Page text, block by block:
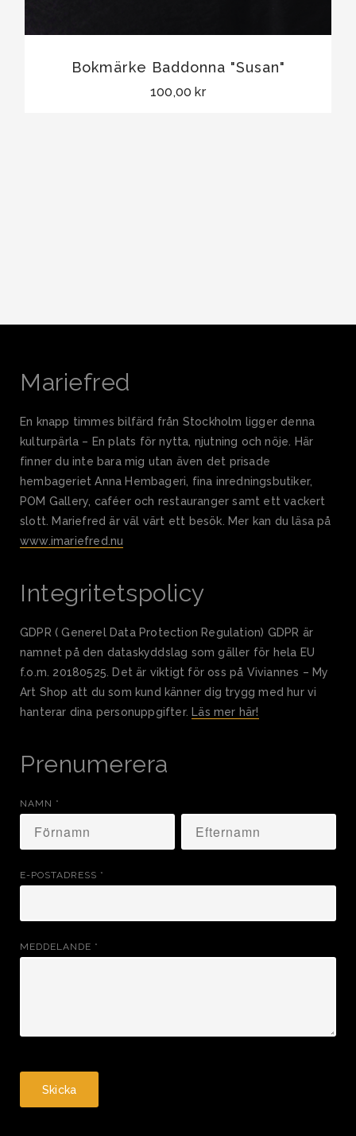
Bokmärke Baddonna "Susan"
100,00 kr
Mariefred
En knapp timmes bilfärd från Stockholm ligger denna
kulturpärla – En plats för nytta, njutning och nöje. Här
finner du inte bara mig utan även det prisade
hembageriet Anna Hembageri, fina inredningsbutiker,
POM Gallery, caféer och restauranger samt ett vackert
slott. Mariefred är väl värt ett besök. Mer kan du läsa på
www.imariefred.nu
Integritetspolicy
GDPR ( Generel Data Protection Regulation) GDPR är
namnet på den dataskyddslag som gäller för hela EU
f.o.m. 20180525. Det är viktigt för oss på Viviannes – My
Art Shop att du som kund känner dig trygg med hur vi
hanterar dina personuppgifter. Läs mer här!
Prenumerera
NAMN *
E-POSTADRESS *
MEDDELANDE *